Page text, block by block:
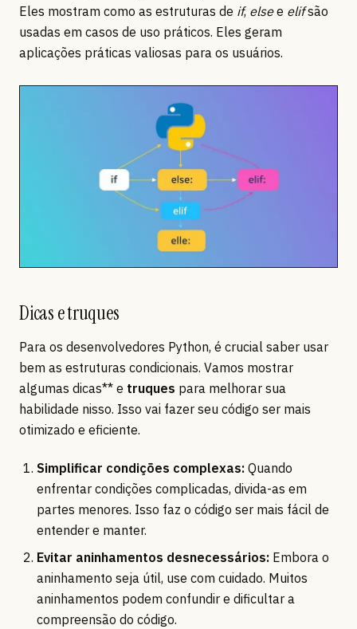
Eles mostram como as estruturas de if, elsee elifsão
usadas em casos de uso práticos. Eles geram
aplicações práticas valiosas para os usuários.
Dicas e truques
Para os desenvolvedores Python, é crucial saber usar
bem as estruturas condicionais. Vamos mostrar
algumas dicas** e truques para melhorar sua
habilidade nisso. Isso vai fazer seu código ser mais
otimizado e eficiente.
Simplificar condições complexas: Quando
enfrentar condições complicadas, divida-as em
partes menores. Isso faz o código ser mais fácil de
entender e manter.
Evitar aninhamentos desnecessários: Embora o
aninhamento seja útil, use com cuidado. Muitos
aninhamentos podem confundir e dificultar a
compreensão do código.